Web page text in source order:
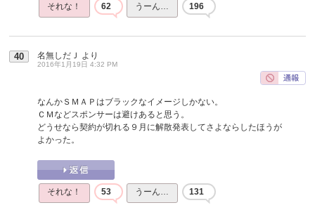
それな！ 62 うーん… 196
40 名無しだＪ より
2016年1月19日 4:32 PM
なんかＳＭＡＰはブラックなイメージしかない。
ＣＭなどスポンサーは避けあると思う。
どうせなら契約が切れる９月に解散発表してさよならしたほうが
よかった。
それな！ 53 うーん… 131